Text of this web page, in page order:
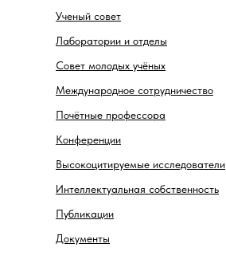
Ученый совет
Лаборатории и отделы
Совет молодых учёных
Международное сотрудничество
Почётные профессора
Конференции
Высокоцитируемые исследователи
Интеллектуальная собственность
Публикации
Документы